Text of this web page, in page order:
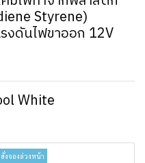
Styrene)
งดันไฟขาออก 12V
White
สั่งจองล่วงหน้า